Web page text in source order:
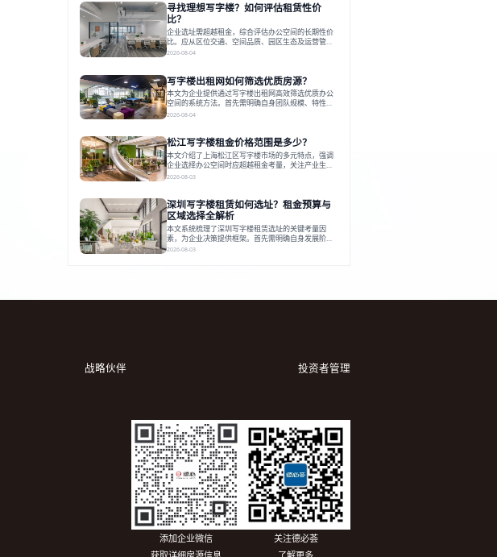
运营方通过空间优化与社群服务，助力企业成长，推
动市场向多元化、高性价比方向发展。近年来，西安
写字楼市场呈现出租金持续调整的态势，这一现象引
发了的广泛关注。作为西部重要
寻找理想写字楼？如何评估租赁性价
比？
企业选址需超越租金，综合评估办公空间的长期性价
比。应从区位交通、空间品质、园区生态及运营管理
四个核心维度权衡财务支出与长期价值回报。理想的
衡。对于许多正在成长或寻求稳定发展的企业而言，
寻找一处合适的办公空间是一项至关重要的决策。这
不仅关系到团队的日常工作效率与协作氛围，更直接
影响着企业的品牌形象、运营成本
2026-08-04
写字楼出租网如何筛选优质房源？
本文为企业提供通过写字楼出租网高效筛选优质办公
空间的系统方法。首先需明确自身团队规模、特性、
预算等核心需求。线上筛选时，应深入解读房源参
背景与持续服务能力。完成线上初选后，必须进行线
下实地验证，核对空间实景、测试设施、感受园区氛
围并确认合同条款，从而做出精确决策。在数字化时
代，写字楼出租网已成为企业寻找
2026-08-04
松江写字楼租金价格范围是多少？
本文介绍了上海松江区写字楼市场的多元特点，强调
企业选择办公空间时应超越租金考量，关注产业生态
与综合服务。文章分析了市场概况、影响空间价值的
建服务生态助力企业成长，建议企业系统评估需求与
长期价值，选择匹配的发展载体。对于许多寻求在上
海松江区设立或扩展办公空间的企业而言，了解该区
域的写字楼市场概况是决策的首先
2026-08-03
深圳写字楼租赁如何选址？租金预算与
区域选择全解析
本文系统梳理了深圳写字楼租赁选址的关键考量因
素，为企业决策提供框架。首先需明确自身发展阶
段、团队规模和文化特质等核心需求。深圳多中心商
2026-08-03
战略伙伴 投资者管理
添加企业微信
关注德必荟